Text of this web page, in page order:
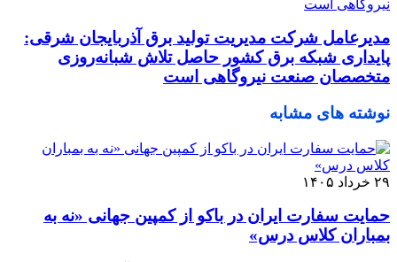
مدیرعامل شرکت مدیریت تولید برق آذربایجان شرقی:
پایداری شبکه برق کشور حاصل تلاش شبانه‌روزی
متخصصان صنعت نیروگاهی است
نوشته های مشابه
۲۹ خرداد ۱۴۰۵
حمایت سفارت ایران در باکو از کمپین جهانی «نه به
بمباران کلاس درس»